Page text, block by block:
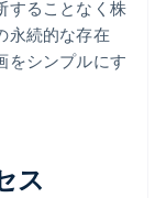
することなく株
永続的な存在
をシンプルにす
ス